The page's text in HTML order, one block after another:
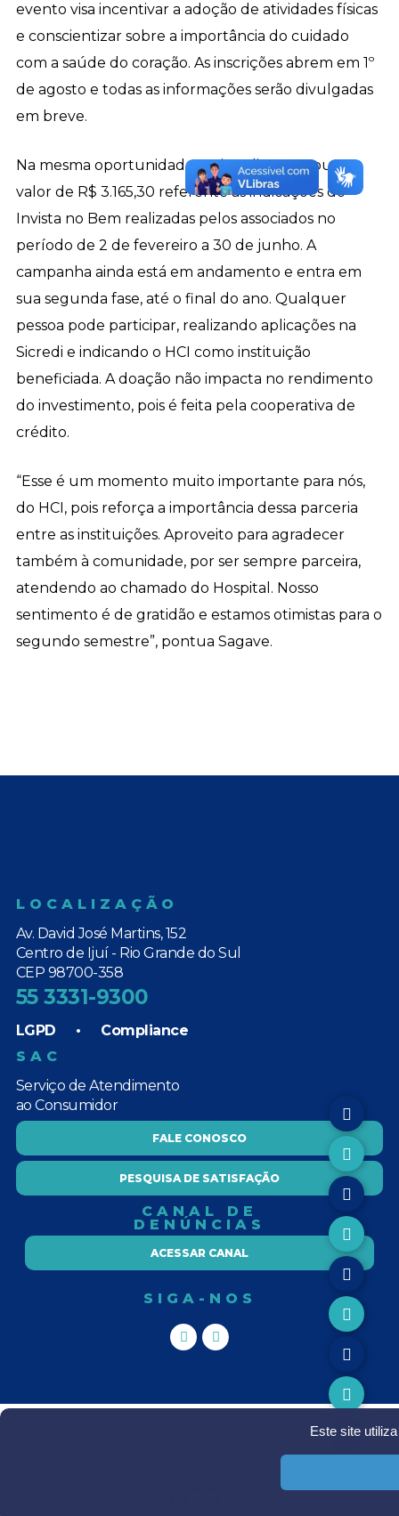
Este site
evento visa incentivar a adoção de atividades físicas
e conscientizar sobre a importância do cuidado
com a saúde do coração. As inscrições abrem em 1º
de agosto e todas as informações serão divulgadas
em breve.
Na mesma oportunidade, a Sicredi entregou o
valor de R$ 3.165,30 referente às indicações do
Invista no Bem realizadas pelos associados no
período de 2 de fevereiro a 30 de junho. A
campanha ainda está em andamento e entra em
sua segunda fase, até o final do ano. Qualquer
pessoa pode participar, realizando aplicações na
Sicredi e indicando o HCI como instituição
beneficiada. A doação não impacta no rendimento
do investimento, pois é feita pela cooperativa de
crédito.
“Esse é um momento muito importante para nós,
do HCI, pois reforça a importância dessa parceria
entre as instituições. Aproveito para agradecer
também à comunidade, por ser sempre parceira,
atendendo ao chamado do Hospital. Nosso
sentimento é de gratidão e estamos otimistas para o
segundo semestre”, pontua Sagave.
LOCALIZAÇÃO
Av. David José Martins, 152
Centro de Ijuí - Rio Grande do Sul
CEP 98700-358
55 3331-9300
LGPD • Compliance
SAC
Serviço de Atendimento
ao Consumidor
FALE CONOSCO
PESQUISA DE SATISFAÇÃO
CANAL DE
DENÚNCIAS
ACESSAR CANAL
SIGA-NOS
HOSPITAL DE CLÍNICAS IJUI - COPYRIGHT Ⓒ TODOS OS